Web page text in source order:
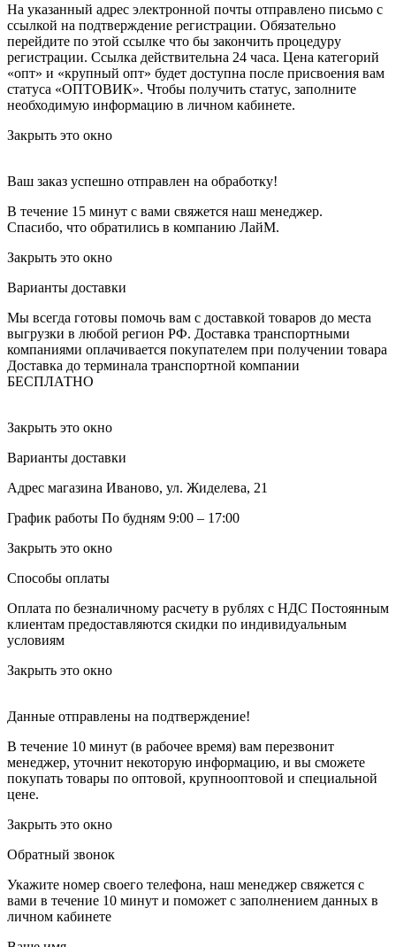
На указанный адрес электронной почты отправлено письмо с
ссылкой на подтверждение регистрации. Обязательно
перейдите по этой ссылке что бы закончить процедуру
регистрации. Ссылка действительна 24 часа. Цена категорий
«опт» и «крупный опт» будет доступна после присвоения вам
статуса «ОПТОВИК». Чтобы получить статус, заполните
необходимую информацию в личном кабинете.
Закрыть это окно
Ваш заказ успешно отправлен на обработку!
В течение 15 минут с вами свяжется наш менеджер.
Спасибо, что обратились в компанию ЛайМ.
Закрыть это окно
Варианты доставки
Мы всегда готовы помочь вам с доставкой товаров до места
выгрузки в любой регион РФ. Доставка транспортными
компаниями оплачивается покупателем при получении товара
Доставка до терминала транспортной компании
БЕСПЛАТНО
Закрыть это окно
Варианты доставки
Адрес магазина Иваново, ул. Жиделева, 21
График работы По будням 9:00 – 17:00
Закрыть это окно
Способы оплаты
Оплата по безналичному расчету в рублях с НДС Постоянным
клиентам предоставляются скидки по индивидуальным
условиям
Закрыть это окно
Данные отправлены на подтверждение!
В течение 10 минут (в рабочее время) вам перезвонит
менеджер, уточнит некоторую информацию, и вы сможете
покупать товары по оптовой, крупнооптовой и специальной
цене.
Закрыть это окно
Обратный звонок
Укажите номер своего телефона, наш менеджер свяжется с
вами в течение 10 минут и поможет с заполнением данных в
личном кабинете